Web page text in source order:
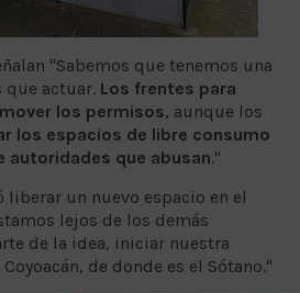
"Sabemos que tenemos una
que actuar. Los frentes para
los permisos, aunque los
los espacios de libre consumo
autoridades que abusan."
liberar un nuevo espacio en el
lejos de los demás
de la idea, iniciar nuestra
de donde es el Sótano."